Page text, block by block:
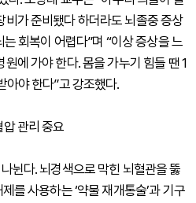
비가 준비됐다 하더라도 뇌졸중 증상
회복이 어렵다”며 “이상 증상을 느
에 가야 한다. 몸을 가누기 힘들 땐 1
아야 한다”고 강조했다.
관리 중요
뉜다. 뇌경색으로 막힌 뇌혈관을 뚫
를 사용하는 ‘약물 재개통술’과 기구